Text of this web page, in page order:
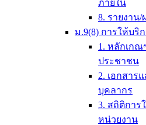
ภายใน
8. รายงาน
ม.9(8) การให้บริ
1. หลักเก
ประชาชน
2. เอกสาร
บุคลากร
3. สถิติการ
หน่วยงาน